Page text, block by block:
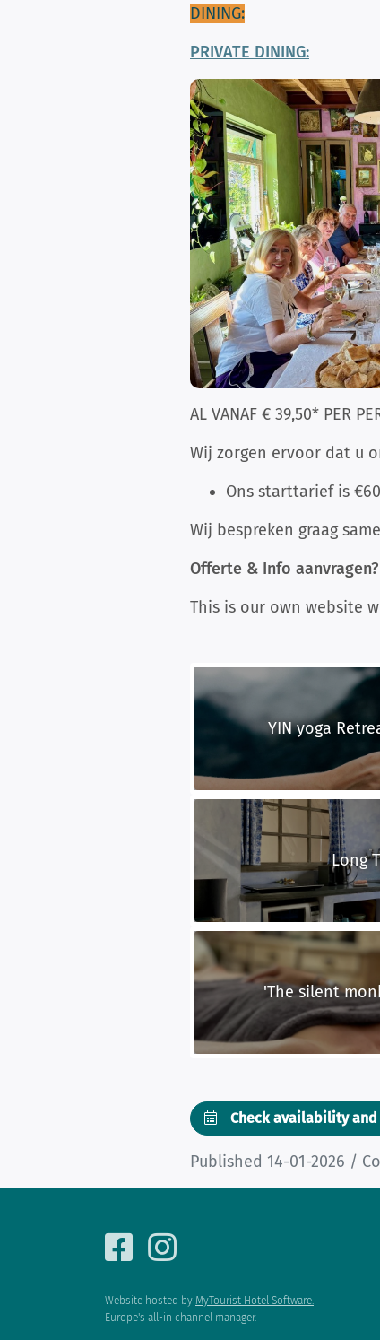
DINING:
PRIVATE DINING:
AL VANAF € 39,50* PER
Wij zorgen ervoor dat u
Ons starttarief is
Wij bespreken graag
Offerte & Info
This is our own website
'The silent
Long
YIN yoga
Check availability
Published 14-01-2026 /
Website hosted by MyTourist Hotel Software.
Europe's all-in channel manager.